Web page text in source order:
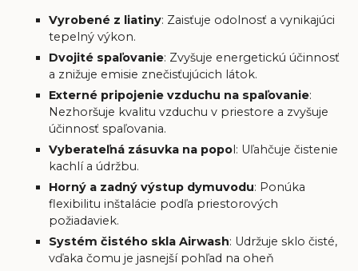
Vyrobené z liatiny: Zaisťuje odolnosť a vynikajúci
tepelný výkon.
Dvojité spaľovanie: Zvyšuje energetickú účinnosť
a znižuje emisie znečisťujúcich látok.
Externé pripojenie vzduchu na spaľovanie:
Nezhoršuje kvalitu vzduchu v priestore a zvyšuje
účinnosť spaľovania.
Vyberateľná zásuvka na popol: Uľahčuje čistenie
kachlí a údržbu.
Horný a zadný výstup dymuvodu: Ponúka
flexibilitu inštalácie podľa priestorových
požiadaviek.
Systém čistého skla Airwash: Udržuje sklo čisté,
vďaka čomu je jasnejší pohľad na oheň